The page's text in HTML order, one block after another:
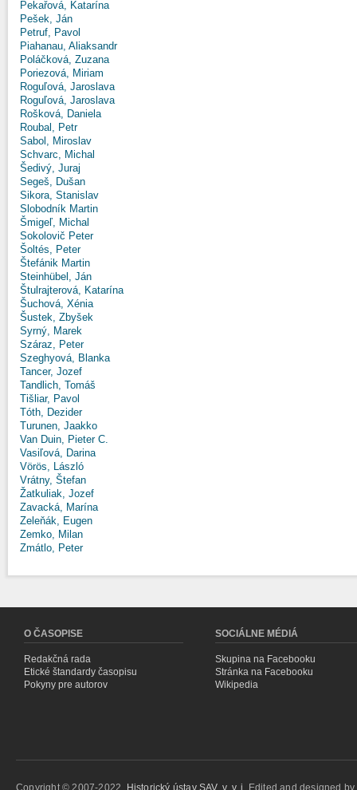
Pekařová, Katarína
Pešek, Ján
Petruf, Pavol
Piahanau, Aliaksandr
Poláčková, Zuzana
Poriezová, Miriam
Roguľová, Jaroslava
Roguľová, Jaroslava
Rošková, Daniela
Roubal, Petr
Sabol, Miroslav
Schvarc, Michal
Šedivý, Juraj
Segeš, Dušan
Sikora, Stanislav
Slobodník Martin
Šmigeľ, Michal
Sokolovič Peter
Šoltés, Peter
Štefánik Martin
Steinhübel, Ján
Štulrajterová, Katarína
Šuchová, Xénia
Šustek, Zbyšek
Syrný, Marek
Száraz, Peter
Szeghyová, Blanka
Tancer, Jozef
Tandlich, Tomáš
Tišliar, Pavol
Tóth, Dezider
Turunen, Jaakko
Van Duin, Pieter C.
Vasiľová, Darina
Vörös, László
Vrátny, Štefan
Žatkuliak, Jozef
Zavacká, Marína
Zeleňák, Eugen
Zemko, Milan
Zmátlo, Peter
O ČASOPISE
Redakčná rada
Etické štandardy časopisu
Pokyny pre autorov
SOCIÁLNE MÉDIÁ
Skupina na Facebooku
Stránka na Facebooku
Wikipedia